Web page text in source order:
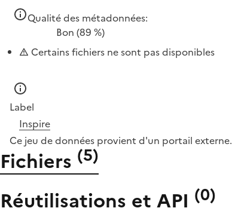
Qualité des métadonnées:
Bon (89 %)
Certains fichiers ne sont pas disponibles
Label
Inspire
Ce jeu de données provient d'un portail externe.
Fichiers (5)
Réutilisations et API (0)